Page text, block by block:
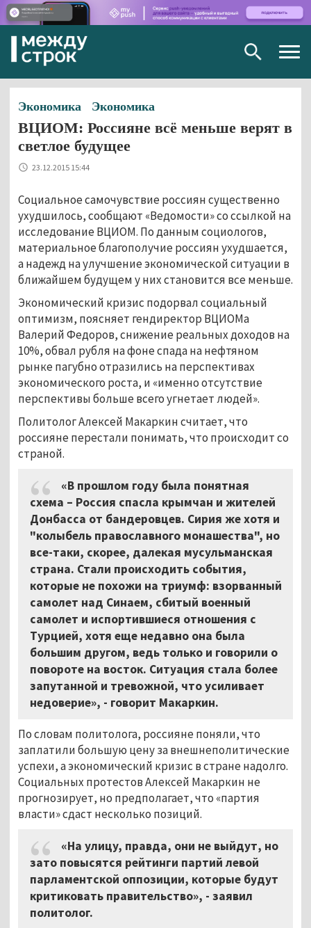
Экономика Экономика
ВЦИОМ: Россияне всё меньше верят в
светлое будущее
23.12.2015 15:44
Социальное самочувствие россиян существенно
ухудшилось, сообщают «Ведомости» со ссылкой на
исследование ВЦИОМ. По данным социологов,
материальное благополучие россиян ухудшается,
а надежд на улучшение экономической ситуации в
ближайшем будущем у них становится все меньше.
Экономический кризис подорвал социальный
оптимизм, поясняет гендиректор ВЦИОМа
Валерий Федоров, снижение реальных доходов на
10%, обвал рубля на фоне спада на нефтяном
рынке пагубно отразились на перспективах
экономического роста, и «именно отсутствие
перспективы больше всего угнетает людей».
Политолог Алексей Макаркин считает, что
россияне перестали понимать, что происходит со
страной.
«В прошлом году была понятная
схема – Россия спасла крымчан и жителей
Донбасса от бандеровцев. Сирия же хотя и
"колыбель православного монашества", но
все-таки, скорее, далекая мусульманская
страна. Стали происходить события,
которые не похожи на триумф: взорванный
самолет над Синаем, сбитый военный
самолет и испортившиеся отношения с
Турцией, хотя еще недавно она была
большим другом, ведь только и говорили о
повороте на восток. Ситуация стала более
запутанной и тревожной, что усиливает
недоверие», - говорит Макаркин.
По словам политолога, россияне поняли, что
заплатили большую цену за внешнеполитические
успехи, а экономический кризис в стране надолго.
Социальных протестов Алексей Макаркин не
прогнозирует, но предполагает, что «партия
власти» сдаст несколько позиций.
«На улицу, правда, они не выйдут, но
зато повысятся рейтинги партий левой
парламентской оппозиции, которые будут
критиковать правительство», - заявил
политолог.